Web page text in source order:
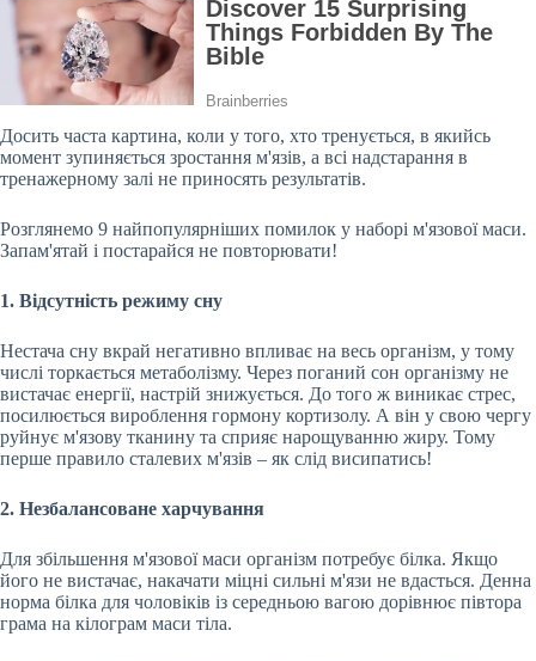
Досить часта картина, коли у того, хто тренується, в якийсь
момент зупиняється зростання м'язів, а всі надстарання в
тренажерному залі не приносять результатів.
Розглянемо 9 найпопулярніших помилок у наборі м'язової маси.
Запам'ятай і постарайся не повторювати!
1. Відсутність режиму сну
Нестача сну вкрай негативно впливає на весь організм, у тому
числі торкається метаболізму. Через поганий сон організму не
вистачає енергії, настрій знижується. До того ж виникає стрес,
посилюється вироблення гормону кортизолу. А він у свою чергу
руйнує м'язову тканину та сприяє нарощуванню жиру. Тому
перше правило сталевих м'язів – як слід висипатись!
2. Незбалансоване харчування
Для збільшення м'язової маси організм потребує білка. Якщо
його не вистачає, накачати міцні сильні м'язи не вдасться. Денна
норма білка для чоловіків із середньою вагою дорівнює півтора
грама на кілограм маси тіла.